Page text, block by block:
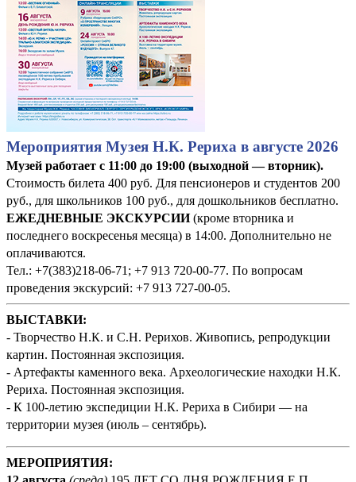
Мероприятия Музея Н.К. Рериха в августе 2026
Музей работает с 11:00 до 19:00 (выходной — вторник).
Стоимость билета 400 руб. Для пенсионеров и студентов 200
руб., для школьников 100 руб., для дошкольников бесплатно.
ЕЖЕДНЕВНЫЕ ЭКСКУРСИИ(кроме вторника и
последнего воскресенья месяца) в 14:00. Дополнительно не
оплачиваются.
Тел.: +7(383)218-06-71; +7 913 720-00-77. По вопросам
проведения экскурсий: +7 913 727-00-05.
ВЫСТАВКИ:
- Творчество Н.К. и С.Н. Рерихов. Живопись, репродукции
картин. Постоянная экспозиция.
- Артефакты каменного века. Археологические находки Н.К.
Рериха. Постоянная экспозиция.
- К 100-летию экспедиции Н.К. Рериха в Сибири — на
территории музея (июль – сентябрь).
МЕРОПРИЯТИЯ: